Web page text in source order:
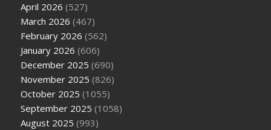
April 2026 (527)
March 2026 (467)
February 2026 (562)
January 2026 (606)
December 2025 (690)
November 2025 (826)
October 2025 (1055)
September 2025 (1058)
August 2025 (993)